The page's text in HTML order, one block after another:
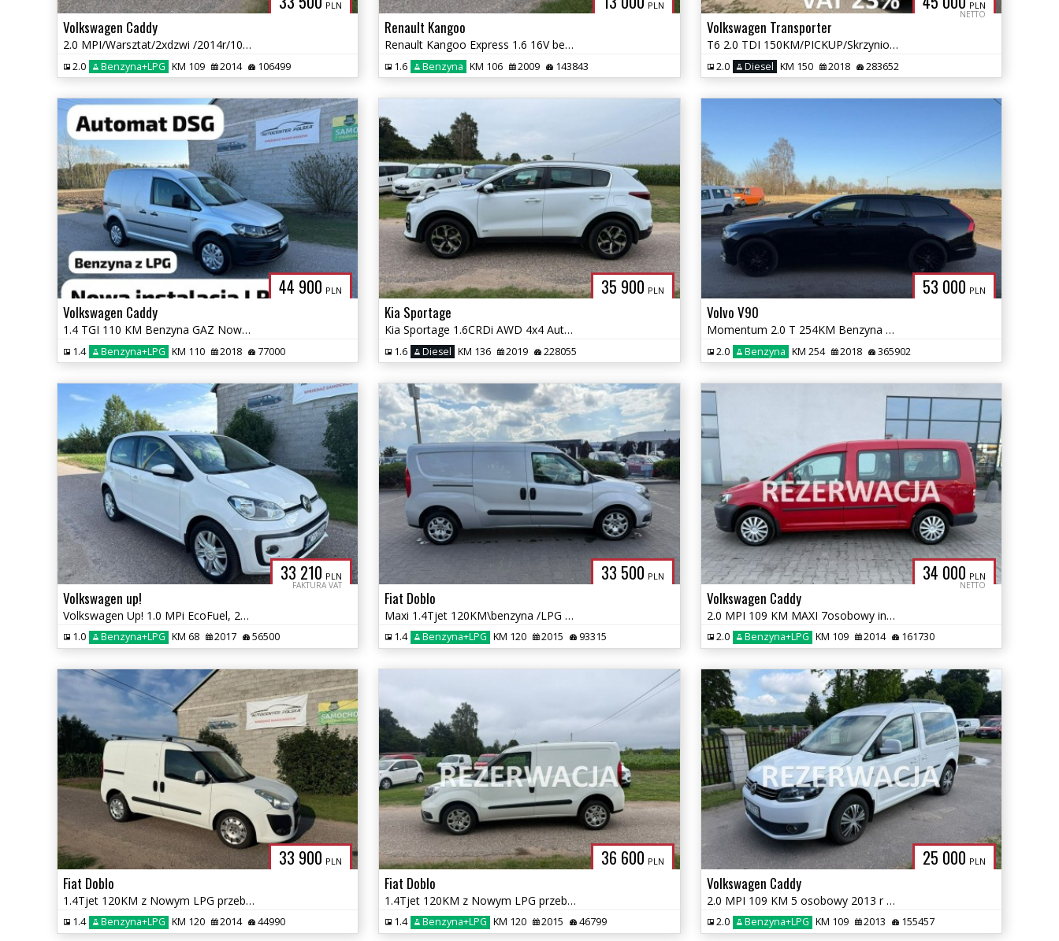
PLN
Volkswagen Caddy
2.0 MPI/Warsztat/2xdzwi /2014r/106 tys przebieg Nowa Instalacja LPG
2.0 Benzyna+LPG KM 109 2014 106499
PLN
Renault Kangoo
Renault Kangoo Express 1.6 16V benzyna/ Klimatyzacja/2009r
1.6 Benzyna KM 106 2009 143843
PLN
NETTO
Volkswagen Transporter
T6 2.0 TDI 150KM/PICKUP/Skrzyniowy/AUTOMAT/Webasto
2.0 Diesel KM 150 2018 283652
44 900 PLN
Volkswagen Caddy
1.4 TGI 110 KM Benzyna GAZ Nowy/ Automat /77 tys przebiegu
1.4 Benzyna+LPG KM 110 2018 77000
35 900 PLN
Kia Sportage
Kia Sportage 1.6CRDi AWD 4x4 Automat Euro 6
1.6 Diesel KM 136 2019 228055
53 000 PLN
Volvo V90
Momentum 2.0 T 254KM Benzyna Aktywny Tempomat nowy Rozrząd
2.0 Benzyna KM 254 2018 365902
33 210 PLN
FAKTURA VAT
Volkswagen up!
Volkswagen Up! 1.0 MPi EcoFuel, 2017r. Nowa instalacja LPG
1.0 Benzyna+LPG KM 68 2017 56500
33 500 PLN
Fiat Doblo
Maxi 1.4Tjet 120KM\benzyna /LPG /GAZ/Zarejestrowany
1.4 Benzyna+LPG KM 120 2015 93315
34 000 PLN
NETTO
Volkswagen Caddy
2.0 MPI 109 KM MAXI 7osobowy instalacja LPG Nowa Zarejestrowany
2.0 Benzyna+LPG KM 109 2014 161730
33 900 PLN
Fiat Doblo
1.4Tjet 120KM z Nowym LPG przebieg 44 tys km
1.4 Benzyna+LPG KM 120 2014 44990
36 600 PLN
Fiat Doblo
1.4Tjet 120KM z Nowym LPG przebieg 46 tys km
1.4 Benzyna+LPG KM 120 2015 46799
25 000 PLN
Volkswagen Caddy
2.0 MPI 109 KM 5 osobowy 2013 r Nowa instalacja LPG
2.0 Benzyna+LPG KM 109 2013 155457